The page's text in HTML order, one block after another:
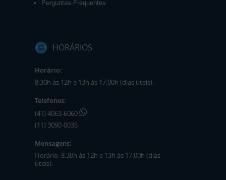
Perguntas Frequentes
HORÁRIOS
Horário:
8:30h às 12h e 13h às 17:00h (dias úteis).
Telefones:
(41) 4063-6060
(11) 3090-0035
Mensagens:
Horário: 8:30h às 12h e 13h às 17:00h (dias
úteis).